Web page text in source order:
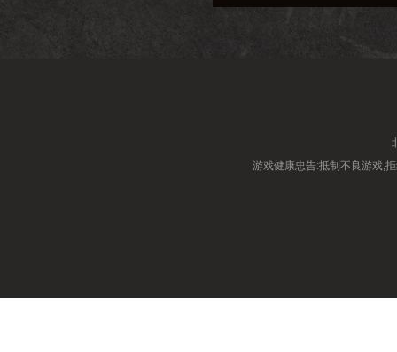
游戏健康忠告:抵制不良游戏,